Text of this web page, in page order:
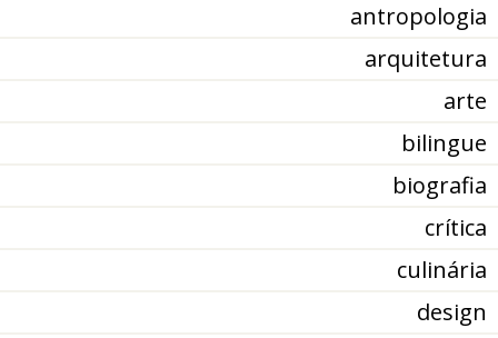
antropologia
arquitetura
arte
bilingue
biografia
crítica
culinária
design